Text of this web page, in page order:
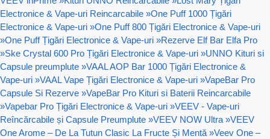
Electronice & Vape-uri Reincarcabile »One Puff 1000 Țigări
Electronice & Vape-uri »One Puff 800 Țigări Electronice & Vape-uri
»One Puff Țigări Electronice & Vape-uri »Rezerve Elf Bar Elfa Pro
»Ske Crystal 600 Pro Țigări Electronice & Vape-uri »UNNO Kituri si
Capsule preumplute »VAAL AOP Bar 1000 Țigări Electronice &
Vape-uri »VAAL Vape Țigări Electronice & Vape-uri »VapeBar Pro
Capsule Si Rezerve »VapeBar Pro Kituri si Baterii Reincarcabile
»Vapebar Pro Țigări Electronice & Vape-uri »VEEV - Vape-uri
Reîncărcabile și Capsule Preumplute »VEEV NOW Ultra »VEEV
One Arome – De La Tutun Clasic La Fructe Și Mentă »Veev One –